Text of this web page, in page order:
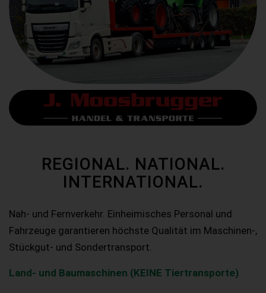
REGIONAL. NATIONAL.
INTERNATIONAL.
Nah- und Fernverkehr. Einheimisches Personal und
Fahrzeuge garantieren höchste Qualität im Maschinen-,
Stückgut- und Sondertransport.
Land- und Baumaschinen (KEINE Tiertransporte)